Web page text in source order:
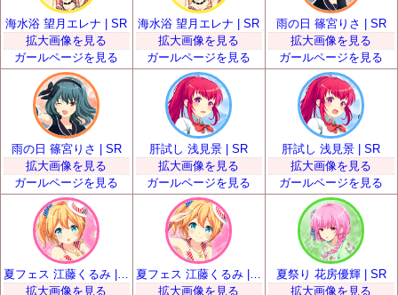
海水浴 望月エレナ | SR
拡大画像を見る
ガールページを見る
海水浴 望月エレナ | SR
拡大画像を見る
ガールページを見る
雨の日 篠宮りさ | SR
拡大画像を見る
ガールページを見る
雨の日 篠宮りさ | SR
拡大画像を見る
ガールページを見る
肝試し 浅見景 | SR
拡大画像を見る
ガールページを見る
肝試し 浅見景 | SR
拡大画像を見る
ガールページを見る
拡大画像を見る
夏フェス 江藤くるみ | SR
拡大画像を見る
夏祭り 花房優輝 | SR
拡大画像を見る